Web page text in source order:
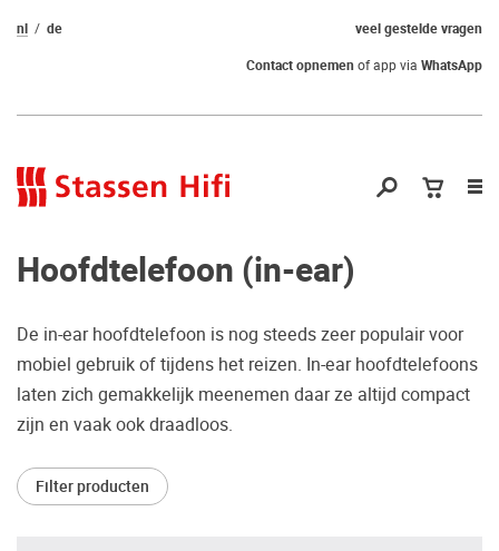
Nog geen keuze
gemaakt?
Waarom komt u niet bij ons luisteren?
Zo maakt u zeker de juiste keuze.
veel gestelde vragen
nl
de
Contact opnemenof app via WhatsApp
Hoofdtelefoon (in-ear)
De in-ear hoofdtelefoon is nog steeds zeer populair voor
mobiel gebruik of tijdens het reizen. In-ear hoofdtelefoons
laten zich gemakkelijk meenemen daar ze altijd compact
zijn en vaak ook draadloos.
Filter producten